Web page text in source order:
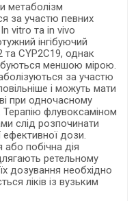
метаболізм
за участю певних
vitro та in vivo
інгібуючий
та CYP2С19, однак
меншою мірою.
за участю
і можуть мати
при одночасному
Терапію флувоксаміном
слід розпочинати
дози.
або побічна дія
ретельному
дозування необхідно
ліків із вузьким